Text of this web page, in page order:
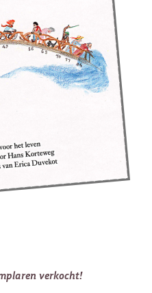
verkocht!